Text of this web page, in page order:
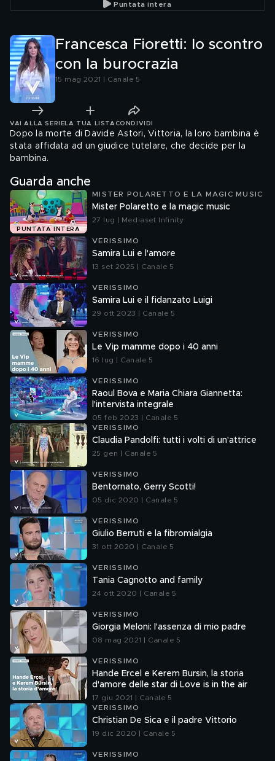
Puntata intera
Francesca Fioretti: lo scontro
con la burocrazia
15 mag 2021 | Canale 5
VAI ALLA SERIE LA TUA LISTA CONDIVIDI
Dopo la morte di Davide Astori, Vittoria, la loro bambina è
stata affidata ad un giudice tutelare, che decide per la
bambina.
Guarda anche
PUNTATA INTERA
MISTER POLARETTO E LA MAGIC MUSIC
Mister Polaretto e la magic music
27 lug | Mediaset Infinity
VERISSIMO
Samira Lui e l'amore
13 set 2025 | Canale 5
VERISSIMO
Samira Lui e il fidanzato Luigi
29 ott 2023 | Canale 5
VERISSIMO
Le Vip mamme dopo i 40 anni
16 lug | Canale 5
VERISSIMO
Raoul Bova e Maria Chiara Giannetta:
l'intervista integrale
05 feb 2023 | Canale 5
VERISSIMO
Claudia Pandolfi: tutti i volti di un'attrice
25 gen | Canale 5
VERISSIMO
Bentornato, Gerry Scotti!
05 dic 2020 | Canale 5
VERISSIMO
Giulio Berruti e la fibromialgia
31 ott 2020 | Canale 5
VERISSIMO
Tania Cagnotto and family
24 ott 2020 | Canale 5
VERISSIMO
Giorgia Meloni: l'assenza di mio padre
08 mag 2021 | Canale 5
VERISSIMO
Hande Ercel e Kerem Bursin, la storia
d'amore delle star di Love is in the air
17 giu 2021 | Canale 5
VERISSIMO
Christian De Sica e il padre Vittorio
19 dic 2020 | Canale 5
VERISSIMO